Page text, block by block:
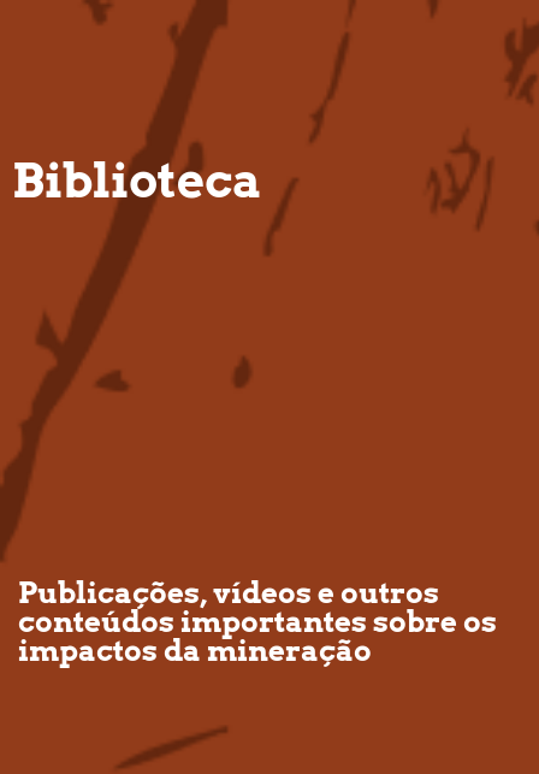
Biblioteca
Publicações, vídeos e outros
conteúdos importantes sobre os
impactos da mineração